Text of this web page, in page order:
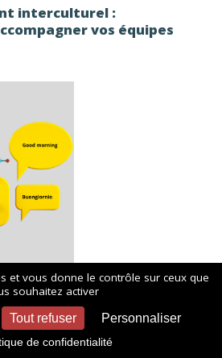
interculturel :
vos équipes
numérique et
du changement,
!
et vous donne le contrôle sur ceux que
souhaitez activer
Tout refuser Personnaliser
de confidentialité